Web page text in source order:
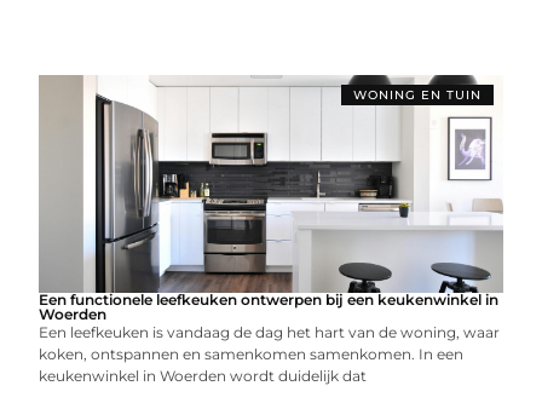
WONING EN TUIN
Een functionele leefkeuken ontwerpen bij een keukenwinkel in
Woerden
Een leefkeuken is vandaag de dag het hart van de woning, waar
koken, ontspannen en samenkomen samenkomen. In een
keukenwinkel in Woerden wordt duidelijk dat